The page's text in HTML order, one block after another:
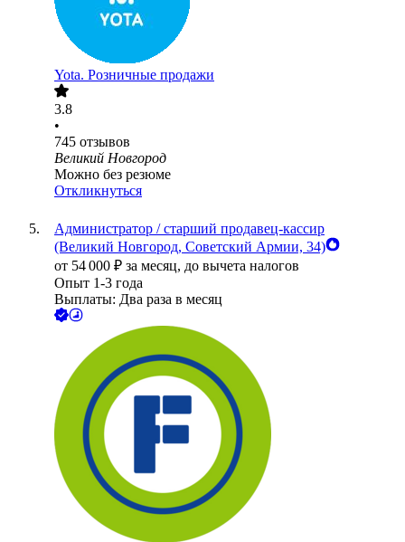
Yota. Розничные продажи
3.8
•
745 отзывов
Великий Новгород
Можно без резюме
Откликнуться
Администратор / старший продавец-кассир
(Великий Новгород, Советский Армии, 34)
от 54 000 ₽ за месяц, до вычета налогов
Опыт 1-3 года
Выплаты: Два раза в месяц